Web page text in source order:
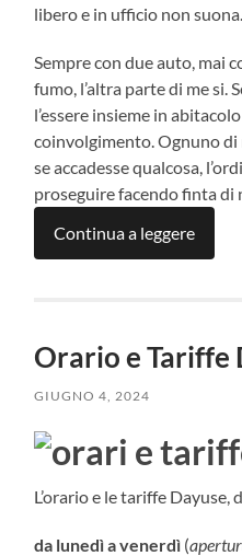
libero e in ufficio non
Sempre con due auto, mai
fumo, l’altra parte di me si.
l’essere insieme in
coinvolgimento. Ognuno di
se accadesse qualcosa,
proseguire facendo finta di
Continua a leggere
Orario e Tariffe
GIUGNO 4, 2024
L’orario e le tariffe
da lunedì a venerdì (